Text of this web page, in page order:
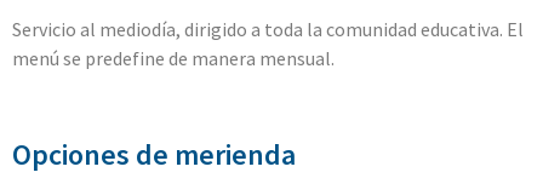
Servicio al mediodía, dirigido a toda la comunidad educativa. El
menú se predefine de manera mensual.
Opciones de merienda